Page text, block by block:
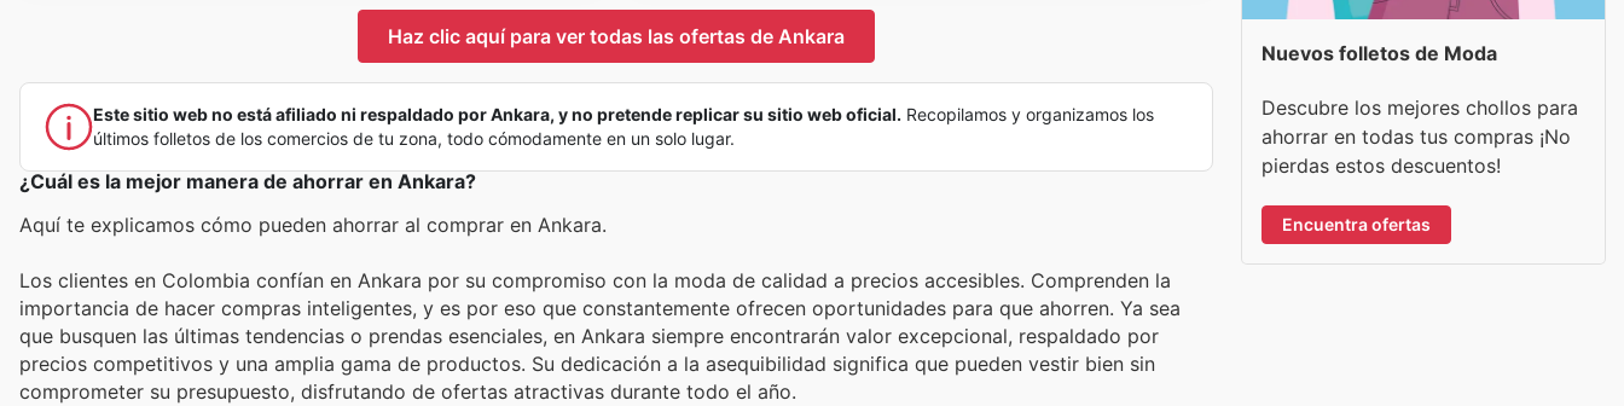
Haz clic aquí para ver todas las ofertas de Ankara
Este sitio web no está afiliado ni respaldado por Ankara, y no pretende replicar su sitio web oficial. Recopilamos y organizamos los
últimos folletos de los comercios de tu zona, todo cómodamente en un solo lugar.
¿Cuál es la mejor manera de ahorrar en Ankara?
Aquí te explicamos cómo pueden ahorrar al comprar en Ankara.
Los clientes en Colombia confían en Ankara por su compromiso con la moda de calidad a precios accesibles. Comprenden la
importancia de hacer compras inteligentes, y es por eso que constantemente ofrecen oportunidades para que ahorren. Ya sea
que busquen las últimas tendencias o prendas esenciales, en Ankara siempre encontrarán valor excepcional, respaldado por
precios competitivos y una amplia gama de productos. Su dedicación a la asequibilidad significa que pueden vestir bien sin
comprometer su presupuesto, disfrutando de ofertas atractivas durante todo el año.
Nuevos folletos de Moda
Descubre los mejores chollos para
ahorrar en todas tus compras ¡No
pierdas estos descuentos!
Encuentra ofertas